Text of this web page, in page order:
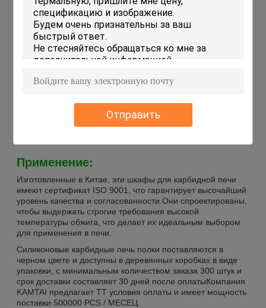
Отправить
Устойчивость к тепловым ударам
Хорошо.
Прочность
Высокий
Форма
Тип поверхности
Необработанные
Устойчивость к химическим
Хорошо.
Силиконовый карбид
20,75 г/см3
Применение:
Изготовленные в Китае, эти шкафы для карбидной печи
имеют сертификат ISO 9001, что гарантирует высочайший
уровень качества и согласованности.Они спроектированы,
чтобы выдержать строгие требования высокой
температуры обжига, что делает их идеальным выбором
для применения в печи.
Силиконовые карбидные печь полки поставляются в
черном цвете и доступны в деревянных коробках в виде
упаковки, с минимальным количеством заказа 300 штук.и
срок доставки составляет 30 дней после оплатыКомпания
KAMTAI предлагает TT условия оплаты и имеет мощность
поставки 500000 PCS / МЕСЕЦ.